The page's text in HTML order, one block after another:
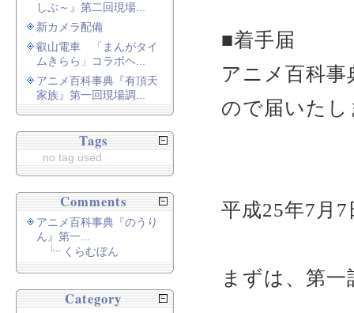
■着手届
アニメ百科
ので届いた
平成25年7月7
まずは、第
しぶ～』第二回現場...
新カメラ配備
叡山電車 「まんがタイ
ムきらら」コラボヘ...
アニメ百科事典『有頂天
家族』第一回現場調...
Tags
no tag used
Comments
アニメ百科事典『のうり
ん』第一...
くらむぼん
Category